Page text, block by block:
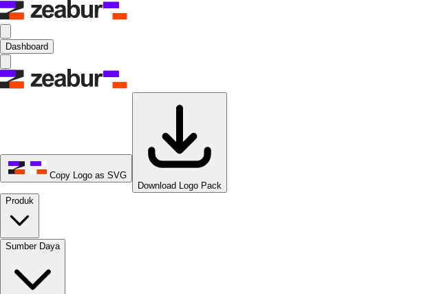
Dashboard
Copy Logo as SVG
Download Logo Pack
Produk
Sumber Daya